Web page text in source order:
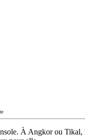
À Angkor ou